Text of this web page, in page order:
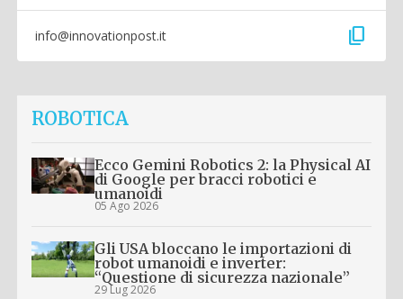
info@innovationpost.it content_copy
ROBOTICA
Ecco Gemini Robotics 2: la Physical AI
di Google per bracci robotici e
umanoidi
05 Ago 2026
Gli USA bloccano le importazioni di
robot umanoidi e inverter:
“Questione di sicurezza nazionale”
29 Lug 2026